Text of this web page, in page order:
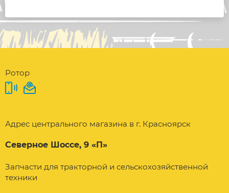
Ротор
Адрес центрального магазина в г. Красноярск
Северное Шоссе, 9 «П»
Запчасти для тракторной и сельскохозяйственной
техники